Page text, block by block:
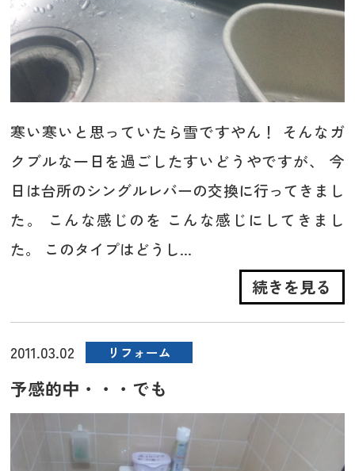
寒い寒いと思っていたら雪ですやん！ そんなガ
クブルな一日を過ごしたすいどうやですが、 今
日は台所のシングルレバーの交換に行ってきまし
た。 こんな感じのを こんな感じにしてきまし
た。 このタイプはどうし...
続きを見る
2011.03.02 リフォーム
予感的中・・・でも